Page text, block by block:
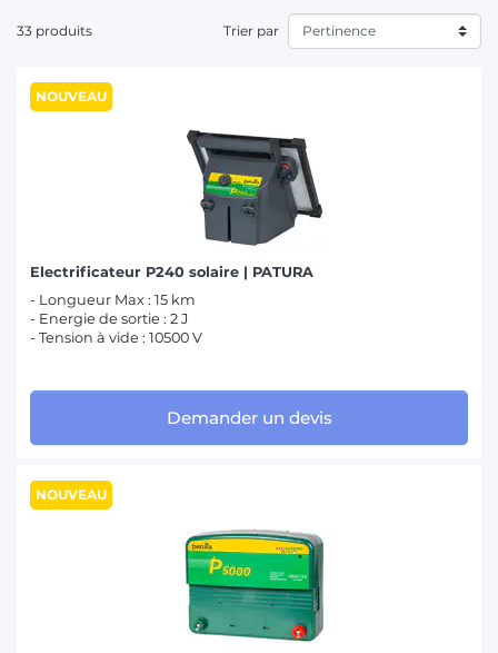
33 produits Trier par
NOUVEAU
Electrificateur P240 solaire | PATURA
- Longueur Max : 15 km
- Energie de sortie : 2 J
- Tension à vide : 10500 V
Demander un devis
NOUVEAU